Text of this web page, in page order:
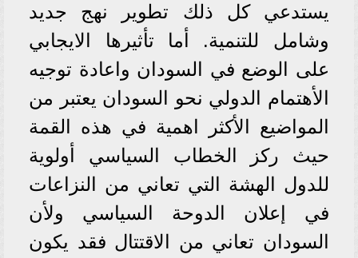
يستدعي كل ذلك تطوير نهج جديد
وشامل للتنمية. أما تأثيرها الايجابي
على الوضع في السودان واعادة توجيه
الأهتمام الدولي نحو السودان يعتبر من
المواضيع الأكثر اهمية في هذه القمة
حيث ركز الخطاب السياسي أولوية
للدول الهشة التي تعاني من النزاعات
في إعلان الدوحة السياسي ولأن
السودان تعاني من الاقتتال فقد يكون